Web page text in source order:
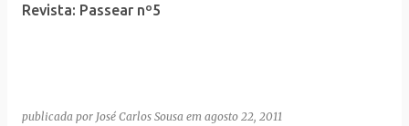
Revista: Passear nº5
publicada por José Carlos Sousa em agosto 22, 2011